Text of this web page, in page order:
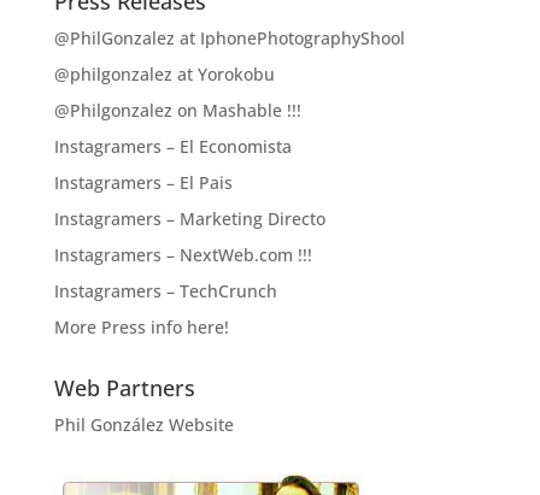
@PhilGonzalez at IphonePhotographyShool
@philgonzalez at Yorokobu
@Philgonzalez on Mashable !!!
Instagramers – El Economista
Instagramers – El Pais
Instagramers – Marketing Directo
Instagramers – NextWeb.com !!!
Instagramers – TechCrunch
More Press info here!
Web Partners
Phil González Website